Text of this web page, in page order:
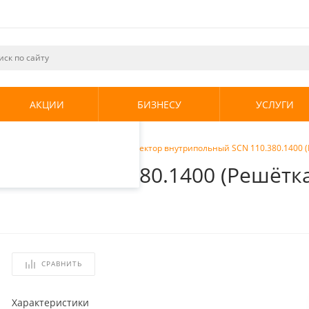
и
использования.
.
АКЦИИ БИЗНЕСУ УСЛУГИ
Stout Конвектор внутрипольный SCN
SCN 110.380.1400
СРАВНИТЬ
Характеристики